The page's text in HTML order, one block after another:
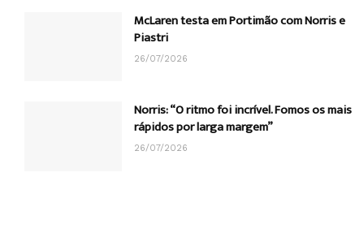
McLaren testa em Portimão com Norris e
Piastri
26/07/2026
Norris: “O ritmo foi incrível. Fomos os mais
rápidos por larga margem”
26/07/2026